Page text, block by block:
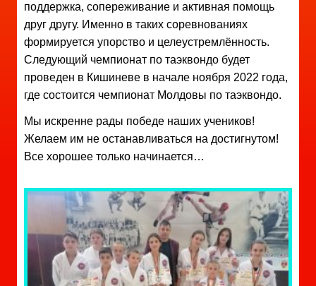
поддержка, сопереживание и активная помощь
друг другу. Именно в таких соревнованиях
формируется упорство и целеустремлённость.
Следующий чемпионат по таэквондо будет
проведен в Кишиневе в начале ноября 2022 года,
где состоится чемпионат Молдовы по таэквондо.
Мы искренне рады победе наших учеников!
Желаем им не останавливаться на достигнутом!
Все хорошее только начинается…